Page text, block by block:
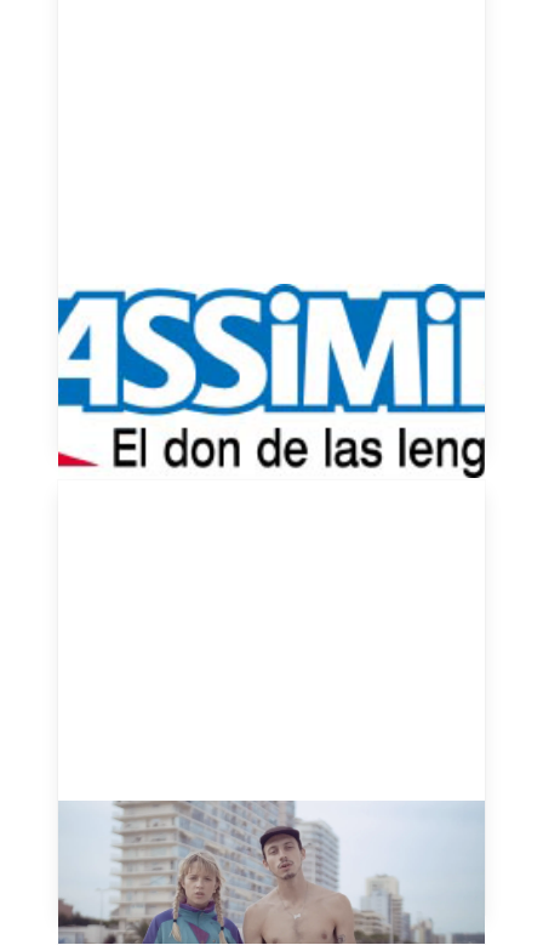
El Método Assimil: Aprende
Francés de Forma Natural y
Eficaz
November 21, 2024
Tout Oublier - Angèle - 2018
August 20, 2024